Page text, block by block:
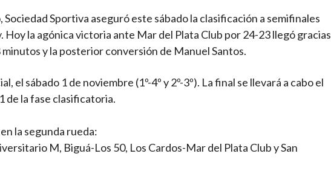
Sportiva aseguró este sábado la clasificación a semifinales
la agónica victoria ante Mar del Plata Club por 24-23 llegó gracias
y la posterior conversión de Manuel Santos.
el sábado 1 de noviembre (1º-4º y 2º-3º). La final se llevará a cabo el
de la fase clasificatoria.
la segunda rueda:
M, Biguá-Los 50, Los Cardos-Mar del Plata Club y San